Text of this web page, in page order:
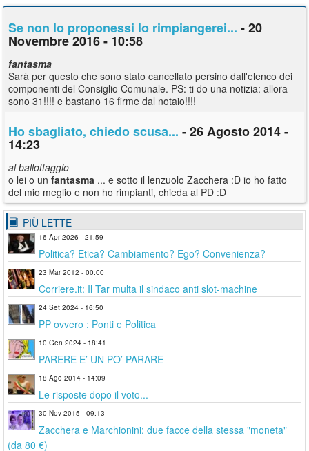
Se non lo proponessi lo rimpiangerei... - 20
Novembre 2016 - 10:58
fantasma
Sarà per questo che sono stato cancellato persino dall'elenco dei
componenti del Consiglio Comunale. PS: ti do una notizia: allora
sono 31!!!! e bastano 16 firme dal notaio!!!!
Ho sbagliato, chiedo scusa... - 26 Agosto 2014 -
14:23
al ballottaggio
o lei o un fantasma ... e sotto il lenzuolo Zacchera :D io ho fatto
del mio meglio e non ho rimpianti, chieda al PD :D
PIÙ LETTE
16 Apr 2026 - 21:59
Politica? Etica? Cambiamento? Ego? Convenienza?
23 Mar 2012 - 00:00
Corriere.it: Il Tar multa il sindaco anti slot-machine
24 Set 2024 - 16:50
PP ovvero : Ponti e Politica
10 Gen 2024 - 18:41
PARERE E’ UN PO’ PARARE
18 Ago 2014 - 14:09
Le risposte dopo il voto...
30 Nov 2015 - 09:13
Zacchera e Marchionini: due facce della stessa "moneta"
(da 80 €)